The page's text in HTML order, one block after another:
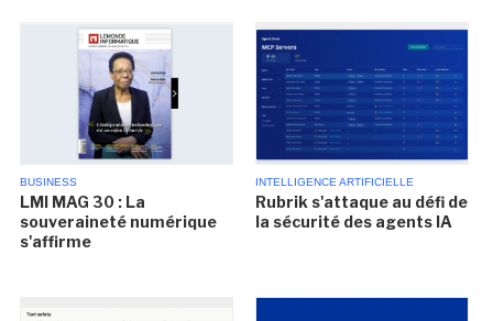
BUSINESS
LMI MAG 30 : La
souveraineté numérique
s'affirme
INTELLIGENCE ARTIFICIELLE
Rubrik s'attaque au défi de
la sécurité des agents IA